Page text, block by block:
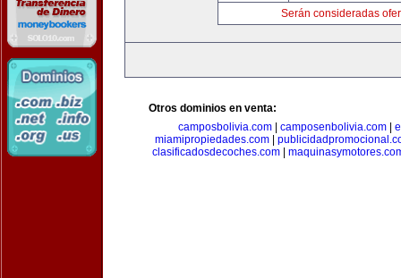
Serán consideradas
Otros dominios en venta:
camposbolivia.com| camposenbolivia.com|
miamipropiedades.com
clasificadosdecoches.com